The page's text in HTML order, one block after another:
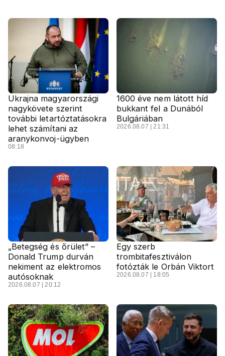
Ukrajna magyarországi
nagykövete szerint
további letartóztatásokra
lehet számítani az
aranykonvoj-ügyben
08:18
1600 éve nem látott híd
bukkant fel a Dunából
Bulgáriában
2026.08.07 | 21:31
„Betegség és őrület” –
Donald Trump durván
nekiment az elektromos
autósoknak
2026.08.07 | 20:12
Egy szerb
trombitafesztiválon
fotózták le Orbán Viktort
2026.08.07 | 18:05